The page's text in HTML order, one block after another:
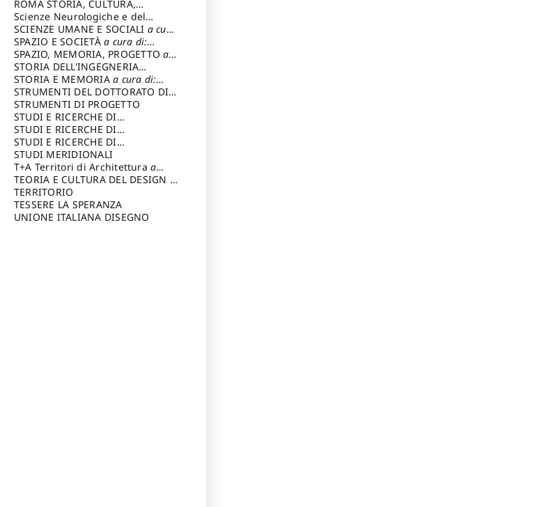
ROMA STORIA, CULTURA,
IMMAGINEa cura di: Fagiolo
Marcello
Scienze Neurologiche e del
Comportamento
SCIENZE UMANE E SOCIALI a cura
di: Iannizzi Salvatore
SPAZIO E SOCIETÀa cura di:
Cassetti Roberto
SPAZIO, MEMORIA, PROGETTOa
cura di: Rossi Massimo
STORIA DELL'INGEGNERIA
STRUTTURALE IN ITALIAa cura di:
Poretti Sergio
STORIA E MEMORIAa cura di:
Rossi Lauro
STRUMENTI DEL DOTTORATO DI
RICERCA IN RILIEVO E
RAPPRESENTAZIONE
DELL’ARCHITETTURA E
DELL’AMBIENTEa cura di: Migliari
Riccardo
STRUMENTI DI PROGETTO
STUDI E RICERCHE DI
ARCHEOLOGIA IN SICILIA
di: Pelagatti Paola
STUDI E RICERCHE DI
ARCHITETTURA del Dipartimento
di Architettura Università degli
Studi G. d' Annunzio
STUDI E RICERCHE DI
ARCHITETTURA del Dipartimento
di Architettura Università degli
Studi G. d' Annunzio, Chieti-
Pescaraa cura di: Fusero Paolo
STUDI MERIDIONALI
T+A Territori di Architetturaa
cura di: Ramazzotti Luigi
TEORIA E CULTURA DEL DESIGN a
cura di: Furlanis Giuseppe
TERRITORIO
TESSERE LA SPERANZA
UNIONE ITALIANA DISEGNO